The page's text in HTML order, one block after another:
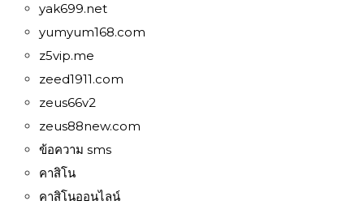
yak699.net
yumyum168.com
z5vip.me
zeed1911.com
zeus66v2
zeus88new.com
ข้อความ sms
คาสิโน
คาสิโนออนไลน์